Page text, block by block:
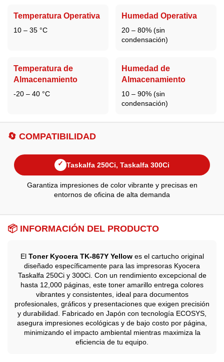
Temperatura Operativa
10 – 35 °C
Humedad Operativa
20 – 80% (sin
condensación)
Temperatura de
Almacenamiento
-20 – 40 °C
Humedad de
Almacenamiento
10 – 90% (sin
condensación)
🔄 COMPATIBILIDAD
✓ Taskalfa 250Ci, Taskalfa 300Ci
Garantiza impresiones de color vibrante y precisas en
entornos de oficina de alta demanda
📦 INFORMACIÓN DEL PRODUCTO
El Toner Kyocera TK-867Y Yellowes el cartucho original
diseñado específicamente para las impresoras Kyocera
Taskalfa 250Ci y 300Ci. Con un rendimiento excepcional de
hasta 12,000 páginas, este toner amarillo entrega colores
vibrantes y consistentes, ideal para documentos
profesionales, gráficos y presentaciones que exigen precisión
y durabilidad. Fabricado en Japón con tecnología ECOSYS,
asegura impresiones ecológicas y de bajo costo por página,
minimizando el impacto ambiental mientras maximiza la
eficiencia de tu equipo.